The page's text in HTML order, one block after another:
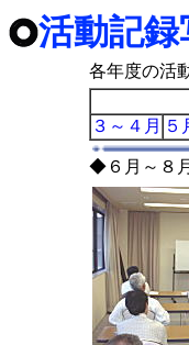
活動記
各年度の活
３～４月 ５
◆６月～８月